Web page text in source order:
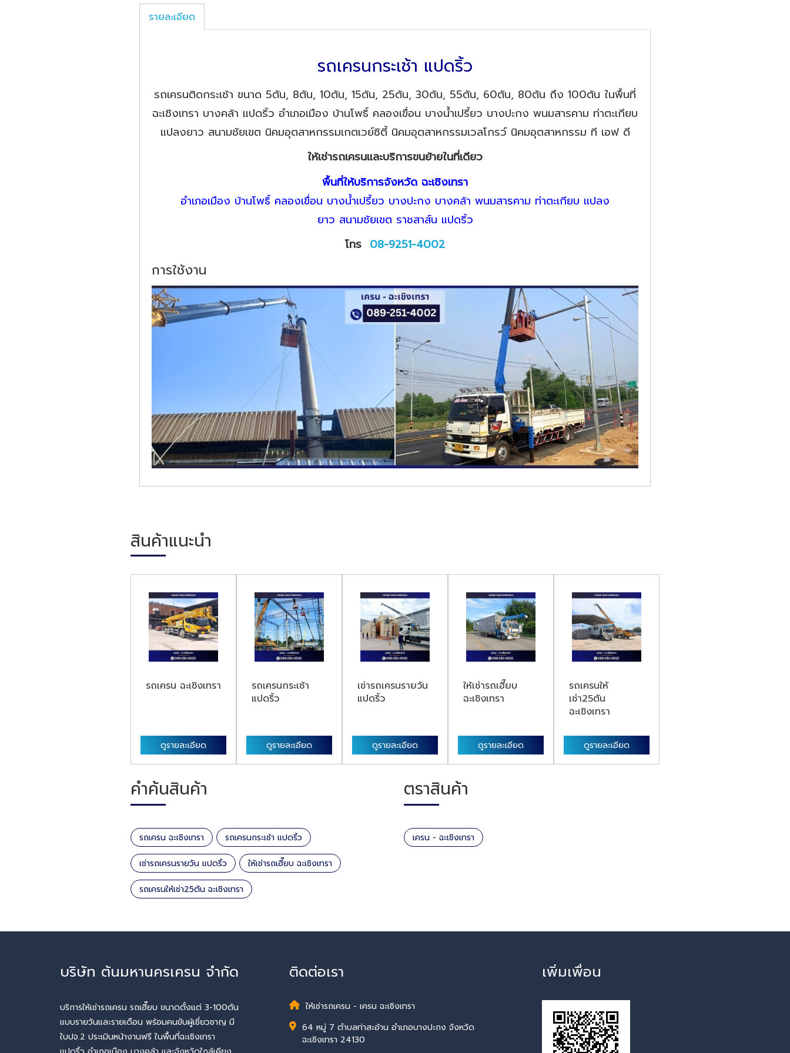
รายละเอียด
รถเครนกระเช้า แปดริ้ว
รถเครนติดกระเช้า ขนาด 5ตัน, 8ตัน, 10ตัน, 15ตัน, 25ตัน, 30ตัน, 55ตัน, 60ตัน, 80ตัน ถึง 100ตัน ในพื้นที่
ฉะเชิงเทรา บางคล้า แปดริ้ว อำเภอเมือง บ้านโพธิ์ คลองเขื่อน บางน้ำเปรี้ยว บางปะกง พนมสารคาม ท่าตะเกียบ
แปลงยาว สนามชัยเขต นิคมอุตสาหกรรมเกตเวย์ซิตี้ นิคมอุตสาหกรรมเวลโกรว์ นิคมอุตสาหกรรม ที เอฟ ดี
ให้เช่ารถเครนและบริการขนย้ายในที่เดียว
พื้นที่ให้บริการจังหวัด ฉะเชิงเทรา
อำเภอเมือง บ้านโพธิ์ คลองเขื่อน บางน้ำเปรี้ยว บางปะกง บางคล้า พนมสารคาม ท่าตะเกียบ แปลง
ยาว สนามชัยเขต ราชสาส์น แปดริ้ว
โทร 08-9251-4002
การใช้งาน
สินค้าแนะนำ
รถเครน ฉะเชิงเทรา
ดูรายละเอียด
รถเครนกระเช้า
แปดริ้ว
ดูรายละเอียด
เช่ารถเครนรายวัน
แปดริ้ว
ดูรายละเอียด
ให้เช่ารถเฮี๊ยบ
ฉะเชิงเทรา
ดูรายละเอียด
รถเครนให้
เช่า25ตัน
ฉะเชิงเทรา
ดูรายละเอียด
คำค้นสินค้า
รถเครน ฉะเชิงเทรา รถเครนกระเช้า แปดริ้ว
เช่ารถเครนรายวัน แปดริ้ว ให้เช่ารถเฮี๊ยบ ฉะเชิงเทรา
รถเครนให้เช่า25ตัน ฉะเชิงเทรา
ตราสินค้า
เครน - ฉะเชิงเทรา
บริษัท ต้นมหานครเครน จำกัด
บริการให้เช่ารถเครน รถเฮี๊ยบ ขนาดตั้งแต่ 3-100ตัน
แบบรายวันและรายเดือน พร้อมคนขับผู้เชี่ยวชาญ มี
ใบปจ.2 ประเมินหน้างานฟรี ในพื้นที่ฉะเชิงเทรา
ติดต่อเรา
ให้เช่ารถเครน - เครน ฉะเชิงเทรา
64 หมู่ 7 ตำบลท่าสะอ้าน อำเภอบางปะกง จังหวัด
ฉะเชิงเทรา 24130
เพิ่มเพื่อน